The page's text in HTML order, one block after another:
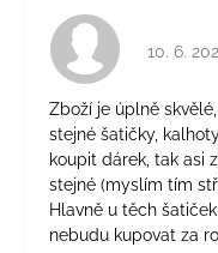
10. 6.
Zboží je úplně
stejné šatičky,
koupit dárek, tak asi
stejné (myslím tím
Hlavně u těch
nebudu kupovat za